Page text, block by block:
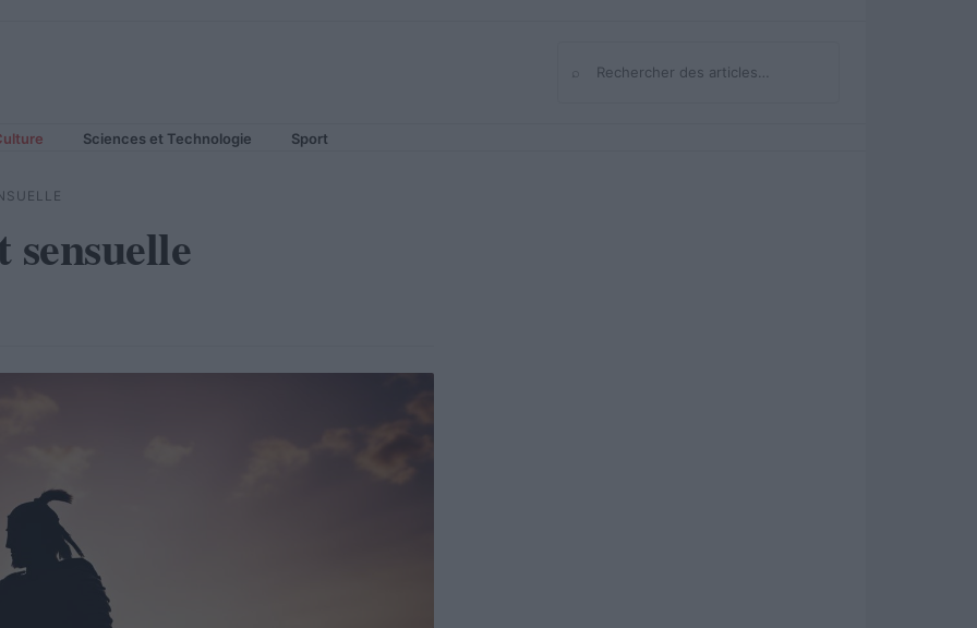
Rechercher
Sciences et Technologie Sport